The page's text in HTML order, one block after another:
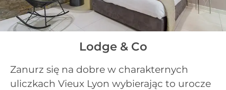
Lodge & Co
Zanurz się na dobre w charakternych
uliczkach Vieux Lyon wybierając to urocze